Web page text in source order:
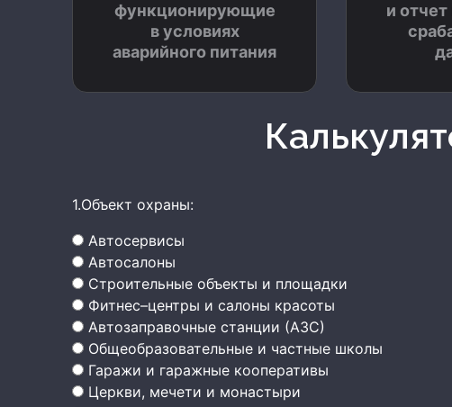
функционирующие
в условиях
аварийного питания
и
1.Объект охраны:
Автосервисы
Автосалоны
Строительные объекты и площадки
Фитнес–центры и салоны красоты
Автозаправочные станции (АЗС)
Общеобразовательные и частные школы
Гаражи и гаражные кооперативы
Церкви, мечети и монастыри